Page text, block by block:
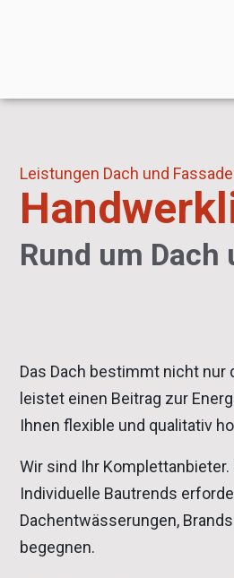
Leistungen Dach und Fassade
Rund um Dach
Das Dach bestimmt nicht nur
leistet einen Beitrag zur
Ihnen flexible und qualitativ
Wir sind Ihr
Individuelle Bautrends
Dachentwässerungen,
begegnen.